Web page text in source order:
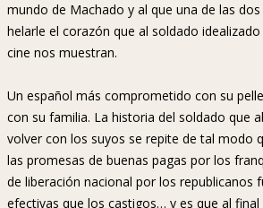
mundo de Machado y al que una de las dos
helarle el corazón que al soldado
cine nos muestran.
Un español más comprometido con su
con su familia. La historia del soldado que
volver con los suyos se repite de tal modo
las promesas de buenas pagas por los
de liberación nacional por los republicanos
efectivas que los castigos… y es que al